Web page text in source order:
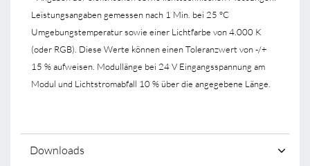
Leistungsangaben gemessen nach 1 Min. bei 25 °C
Umgebungstemperatur sowie einer Lichtfarbe von 4.000 K
(oder RGB). Diese Werte können einen Toleranzwert von -/+
15 % aufweisen. Modullänge bei 24 V Eingangsspannung am
Modul und Lichtstromabfall 10 % über die angegebene Länge.
Downloads